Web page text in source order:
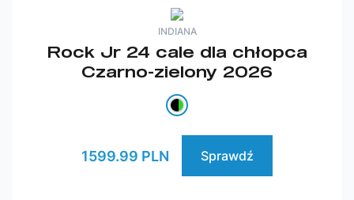
INDIANA
Rock Jr 24 cale dla chłopca
Czarno-zielony 2026
1599.99 PLN Sprawdź